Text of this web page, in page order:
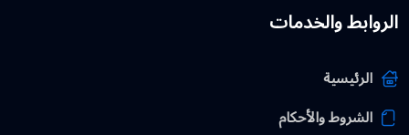
الروابط والخدمات
الرئيسية
الشروط والأحكام